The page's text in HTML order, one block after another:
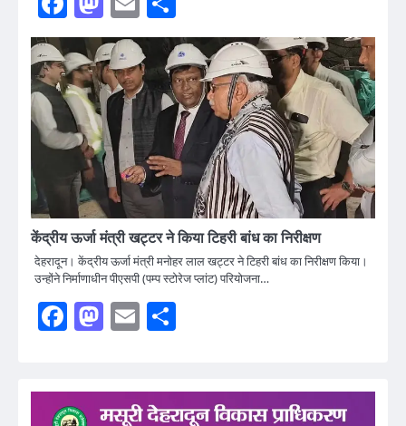
केंद्रीय ऊर्जा मंत्री खट्टर ने किया टिहरी बांध का निरीक्षण
देहरादून। केंद्रीय ऊर्जा मंत्री मनोहर लाल खट्टर ने टिहरी बांध का निरीक्षण किया।
उन्होंने निर्माणाधीन पीएसपी (पम्प स्टोरेज प्लांट) परियोजना…
Facebook
Mastodon
Email